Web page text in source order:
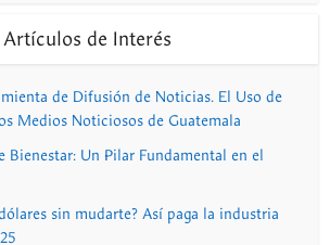
Artículos de Interés
de Difusión de Noticias. El Uso de
Medios Noticiosos de Guatemala
Bienestar: Un Pilar Fundamental en el
sin mudarte? Así paga la industria